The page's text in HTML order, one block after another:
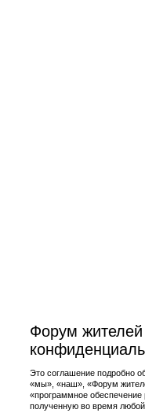
Форум
Это соглашение подробно
«мы», «наш», «Форум
«программное
полученную во время